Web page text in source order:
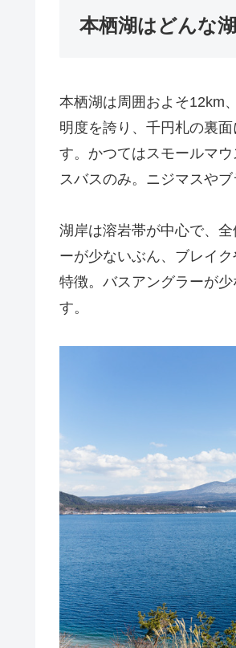
本栖湖はどんな
本栖湖は周囲およそ12km
明度を誇り、千円札の裏
す。かつてはスモールマ
スバスのみ。ニジマスや
湖岸は溶岩帯が中心で、
ーが少ないぶん、ブレイ
特徴。バスアングラーが
す。